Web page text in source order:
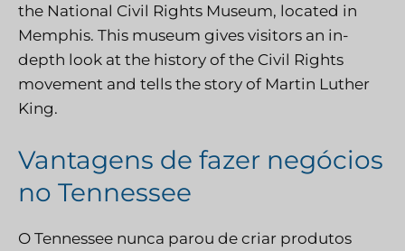
the National Civil Rights Museum, located in
Memphis. This museum gives visitors an in-
depth look at the history of the Civil Rights
movement and tells the story of Martin Luther
King.
Vantagens de fazer negócios
no Tennessee
O Tennessee nunca parou de criar produtos